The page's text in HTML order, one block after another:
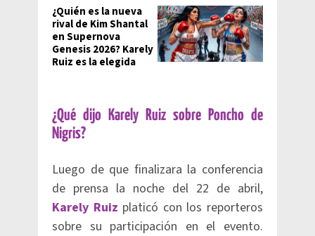
¿Quién es la nueva
rival de Kim Shantal
en Supernova
Genesis 2026? Karely
Ruiz es la elegida
¿Qué dijo Karely Ruiz sobre Poncho de
Nigris?
Luego de que finalizara la conferencia
de prensa la noche del 22 de abril,
Karely Ruiz platicó con los reporteros
sobre su participación en el evento.